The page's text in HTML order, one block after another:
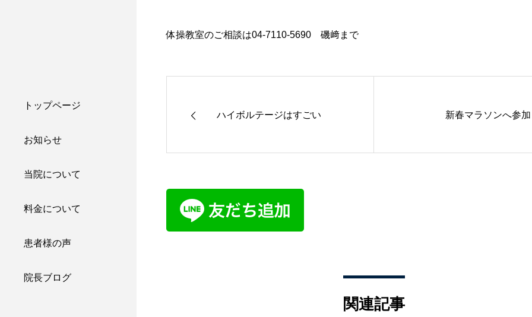
トップページ
お知らせ
当院について
料金について
患者様の声
院長ブログ
体操教室のご相談は04-7110-5690 磯﨑まで
ハイボルテージはすごい 新春マラソンへ参加
関連記事